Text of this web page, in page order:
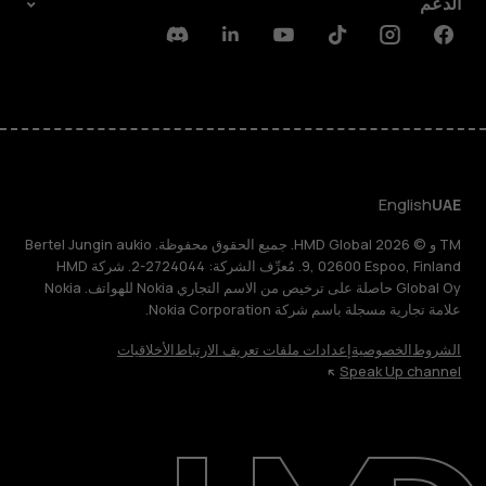
Facebook
Instagram
Tiktok
Youtube
Linkedin
Discord
UAE
English
TM و © 2026 HMD Global. جميع الحقوق محفوظة. Bertel Jungin aukio
9, 02600 Espoo, Finland. مُعرِّف الشركة: 2724044-2. شركة HMD
Global Oy حاصلة على ترخيص من الاسم التجاري Nokia للهواتف. Nokia
علامة تجارية مسجلة باسم شركة Nokia Corporation.
الشروطالخصوصيةإعدادات ملفات تعريف الارتباطالأخلاقيات
Speak Up channel